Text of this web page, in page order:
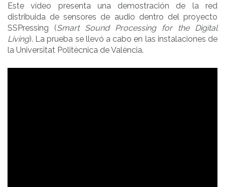
Este vídeo presenta una demostración de la red
distribuida de sensores de audio dentro del proyecto
SSPressing (Smart Sound Processing for the Digital
Living). La prueba se llevó a cabo en las instalaciones de
la Universitat Politècnica de València.